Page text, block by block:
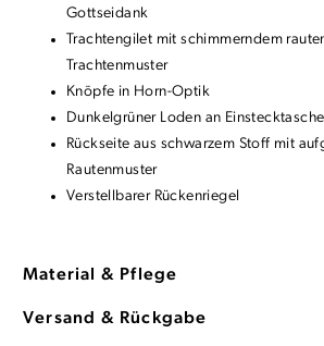
Gottseidank
Trachtengilet mit schimmerndem
Trachtenmuster
Knöpfe in Horn-Optik
Dunkelgrüner Loden an
Rückseite aus schwarzem Stoff mit
Rautenmuster
Verstellbarer Rückenriegel
Material & Pflege
Versand & Rückgabe